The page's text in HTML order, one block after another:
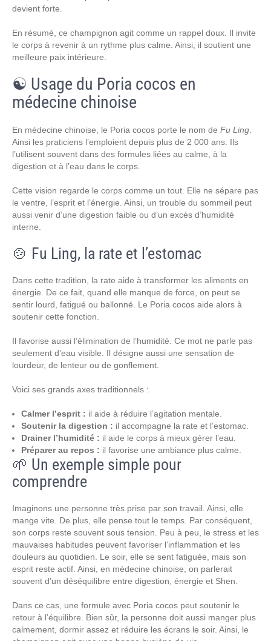
devient forte.
En résumé, ce champignon agit comme un rappel doux. Il invite
le corps à revenir à un rythme plus calme. Ainsi, il soutient une
meilleure paix intérieure.
☯️ Usage du Poria cocos en
médecine chinoise
En médecine chinoise, le Poria cocos porte le nom de Fu Ling
Ainsi les praticiens l’emploient depuis plus de 2 000 ans. Ils
l’utilisent souvent dans des formules liées au calme, à la
digestion et à l’eau dans le corps.
Cette vision regarde le corps comme un tout. Elle ne sépare pas
le ventre, l’esprit et l’énergie. Ainsi, un trouble du sommeil peut
aussi venir d’une digestion faible ou d’un excès d’humidité
interne.
🍲 Fu Ling, la rate et l’estomac
Dans cette tradition, la rate aide à transformer les aliments en
énergie. De ce fait, quand elle manque de force, on peut se
sentir lourd, fatigué ou ballonné. Le Poria cocos aide alors à
soutenir cette fonction.
Il favorise aussi l’élimination de l’humidité. Ce mot ne parle pas
seulement d’eau visible. Il désigne aussi une sensation de
lourdeur, de lenteur ou de gonflement.
Voici ses grands axes traditionnels :
Calmer l’esprit : il aide à réduire l’agitation mentale.
Soutenir la digestion : il accompagne la rate et l’estomac.
Drainer l’humidité : il aide le corps à mieux gérer l’eau.
Préparer au repos : il favorise une ambiance plus calme.
🌱 Un exemple simple pour
comprendre
Imaginons une personne très prise par son travail. Ainsi, elle
mange vite. De plus, elle pense tout le temps. Par conséquent,
son corps reste souvent sous tension. Peu à peu, le stress et les
mauvaises habitudes peuvent favoriser l’inflammation et les
douleurs au quotidien. Le soir, elle se sent fatiguée, mais son
esprit reste actif. Ainsi, en médecine chinoise, on parlerait
souvent d’un déséquilibre entre digestion, énergie et Shen.
Dans ce cas, une formule avec Poria cocos peut soutenir le
retour à l’équilibre. Bien sûr, la personne doit aussi manger plus
calmement, dormir assez et réduire les écrans le soir. Ainsi, le